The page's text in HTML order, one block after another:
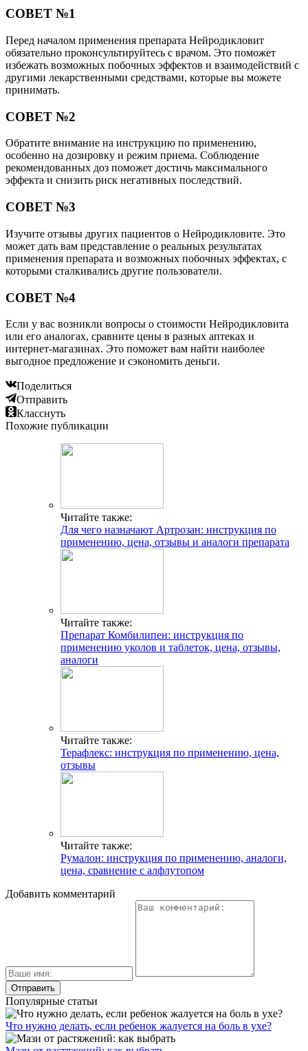
СОВЕТ №1
Перед началом применения препарата Нейродикловит
обязательно проконсультируйтесь с врачом. Это поможет
избежать возможных побочных эффектов и взаимодействий с
другими лекарственными средствами, которые вы можете
принимать.
СОВЕТ №2
Обратите внимание на инструкцию по применению,
особенно на дозировку и режим приема. Соблюдение
рекомендованных доз поможет достичь максимального
эффекта и снизить риск негативных последствий.
СОВЕТ №3
Изучите отзывы других пациентов о Нейродикловите. Это
может дать вам представление о реальных результатах
применения препарата и возможных побочных эффектах, с
которыми сталкивались другие пользователи.
СОВЕТ №4
Если у вас возникли вопросы о стоимости Нейродикловита
или его аналогах, сравните цены в разных аптеках и
интернет-магазинах. Это поможет вам найти наиболее
выгодное предложение и сэкономить деньги.
Поделиться
Отправить
Класснуть
Похожие публикации
Читайте также:
Для чего назначают Артрозан: инструкция по
применению, цена, отзывы и аналоги препарата
Читайте также:
Препарат Комбилипен: инструкция по
применению уколов и таблеток, цена, отзывы,
аналоги
Читайте также:
Терафлекс: инструкция по применению, цена,
отзывы
Читайте также:
Румалон: инструкция по применению, аналоги,
цена, сравнение с алфлутопом
Добавить комментарий
Популярные статьи
Что нужно делать, если ребенок жалуется на боль в ухе?